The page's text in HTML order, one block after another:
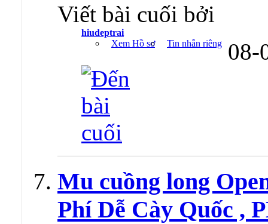
Viết bài cuối bởi
hiudeptrai
Xem Hồ sơ
Tin nhắn riêng 08-
Mu cuồng long
Phí Dễ Cày Quốc ,